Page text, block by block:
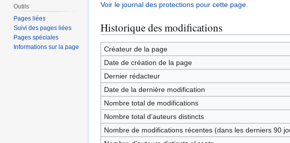
Voir le journal des protections pour cette page.
Historique des modifications
Créateur de la page
Date de création de la page
Dernier rédacteur
Date de la dernière modification
Nombre total de modifications
Nombre total d’auteurs distincts
Nombre de modifications récentes (dans les derniers 90
Outils
Pages liées
Suivi des pages liées
Pages spéciales
Informations sur la page